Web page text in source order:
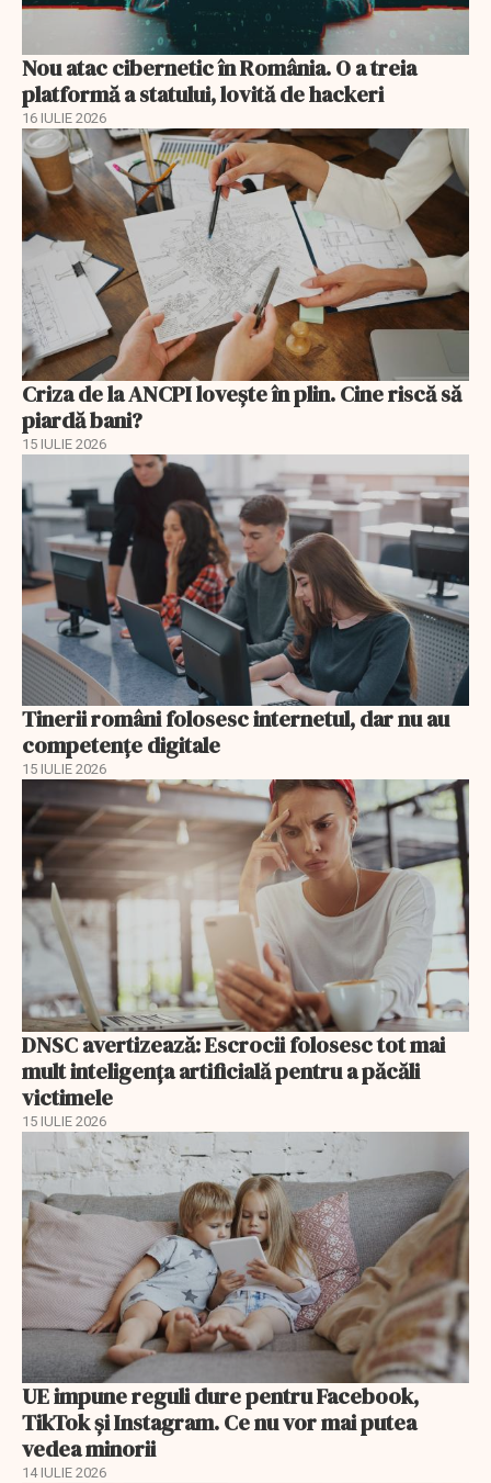
Nou atac cibernetic în România. O a treia
platformă a statului, lovită de hackeri
16 IULIE 2026
Criza de la ANCPI lovește în plin. Cine riscă să
piardă bani?
15 IULIE 2026
Tinerii români folosesc internetul, dar nu au
competențe digitale
15 IULIE 2026
DNSC avertizează: Escrocii folosesc tot mai
mult inteligența artificială pentru a păcăli
victimele
15 IULIE 2026
UE impune reguli dure pentru Facebook,
TikTok și Instagram. Ce nu vor mai putea
vedea minorii
14 IULIE 2026